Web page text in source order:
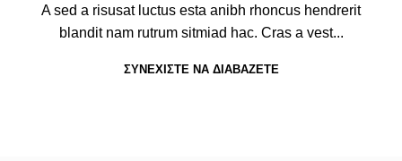
A sed a risusat luctus esta anibh rhoncus hendrerit
blandit nam rutrum sitmiad hac. Cras a vest...
ΣΥΝΕΧΊΣΤΕ ΝΑ ΔΙΑΒΆΖΕΤΕ